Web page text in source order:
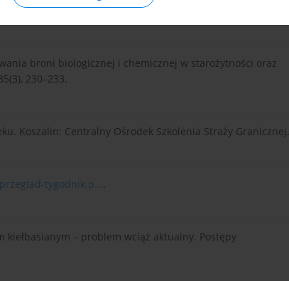
281, 1735-1737.https://doi.org/10.1001/jama.2...
broni biologicznej i chemicznej w starożytności oraz
230–233.
Koszalin: Centralny Ośrodek Szkolenia Straży Granicznej.
tygodnik.p....
kiełbasianym – problem wciąż aktualny. Postępy